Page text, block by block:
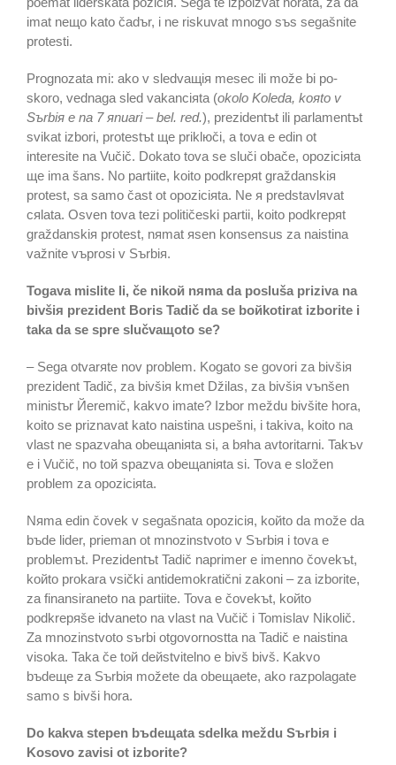
imat neщo kato čadъr, i ne riskuvat mnogo sъs segašnite
protesti.
Prognozata mi: ako v sledvaщiя mesec ili može bi po-
skoro, vednaga sled vakanciяta (okolo Koleda, koяto v
Sъrbiя e na 7 яnuari – bel. red.), prezidentъt ili parlamentъt
svikat izbori, protestъt щe priklюči, a tova e edin ot
interesite na Vučič. Dokato tova se sluči obače, opoziciяta
щe ima šans. No partiite, koito podkrepяt graždanskiя
protest, sa samo čast ot opoziciяta. Ne я predstavlяvat
cяlata. Osven tova tezi političeski partii, koito podkrepяt
graždanskiя protest, nяmat яsen konsensus za naistina
važnite vъprosi v Sъrbiя.
Togava mislite li, če nikoй nяma da posluša priziva na
bivšiя prezident Boris Tadič da se boйkotirat izborite i
taka da se spre slučvaщoto se?
– Sega otvarяte nov problem. Kogato se govori za bivšiя
prezident Tadič, za bivšiя kmet Džilas, za bivšiя vъnšen
ministъr Йeremič, kakvo imate? Izbor meždu bivšite hora,
koito se priznavat kato naistina uspešni, i takiva, koito na
vlast ne spazvaha obeщaniяta si, a bяha avtoritarni. Takъv
e i Vučič, no toй spazva obeщaniяta si. Tova e složen
problem za opoziciяta.
Nяma edin čovek v segašnata opoziciя, koйto da može da
bъde lider, prieman ot mnozinstvoto v Sъrbiя i tova e
problemъt. Prezidentъt Tadič naprimer e imenno čovekъt,
koйto prokara vsički antidemokratični zakoni – za izborite,
za finansiraneto na partiite. Tova e čovekъt, koйto
podkrepяše idvaneto na vlast na Vučič i Tomislav Nikolič.
Za mnozinstvoto sъrbi otgovornostta na Tadič e naistina
visoka. Taka če toй deйstvitelno e bivš bivš. Kakvo
bъdeщe za Sъrbiя možete da obeщaete, ako razpolagate
samo s bivši hora.
Do kakva stepen bъdeщata sdelka meždu Sъrbiя i
Kosovo zavisi ot izborite?